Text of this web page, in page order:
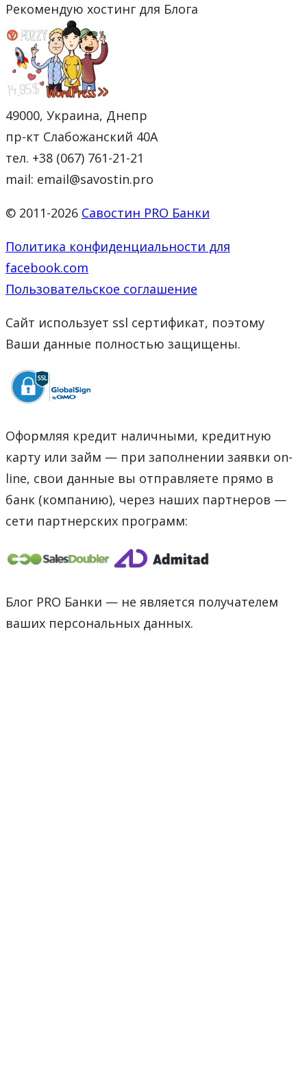
Рекомендую хостинг для Блога
49000, Украина, Днепр
пр-кт Слабожанский 40А
тел. +38 (067) 761-21-21
mail: email@savostin.pro
© 2011-2026 Савостин PRO Банки
Политика конфиденциальности для
facebook.com
Пользовательское соглашение
Сайт использует ssl сертификат, поэтому
Ваши данные полностью защищены.
Оформляя кредит наличными, кредитную
карту или займ — при заполнении заявки on-
line, свои данные вы отправляете прямо в
банк (компанию), через наших партнеров —
сети партнерских программ:
Блог PRO Банки — не является получателем
ваших персональных данных.